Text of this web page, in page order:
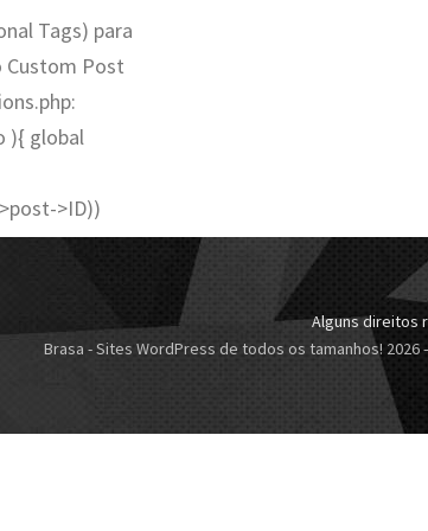
Tags) para
Post
){ global
>ID))
Alguns direitos
Brasa - Sites WordPress de todos os tamanhos! 2026